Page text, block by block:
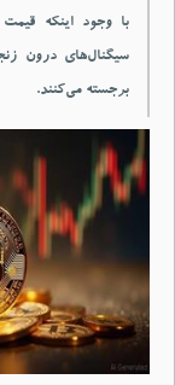
سیگنال‌های درون
برجسته می‌کنند.